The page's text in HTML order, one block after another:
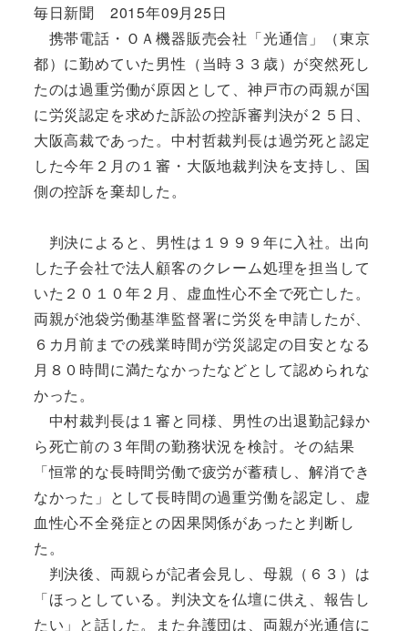
毎日新聞 2015年09月25日
携帯電話・ＯＡ機器販売会社「光通信」（東京
都）に勤めていた男性（当時３３歳）が突然死し
たのは過重労働が原因として、神戸市の両親が国
に労災認定を求めた訴訟の控訴審判決が２５日、
大阪高裁であった。中村哲裁判長は過労死と認定
した今年２月の１審・大阪地裁判決を支持し、国
側の控訴を棄却した。
判決によると、男性は１９９９年に入社。出向
した子会社で法人顧客のクレーム処理を担当して
いた２０１０年２月、虚血性心不全で死亡した。
両親が池袋労働基準監督署に労災を申請したが、
６カ月前までの残業時間が労災認定の目安となる
月８０時間に満たなかったなどとして認められな
かった。
中村裁判長は１審と同様、男性の出退勤記録か
ら死亡前の３年間の勤務状況を検討。その結果
「恒常的な長時間労働で疲労が蓄積し、解消でき
なかった」として長時間の過重労働を認定し、虚
血性心不全発症との因果関係があったと判断し
た。
判決後、両親らが記者会見し、母親（６３）は
「ほっとしている。判決文を仏壇に供え、報告し
たい」と話した。また弁護団は、両親が光通信に